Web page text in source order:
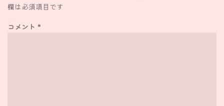
欄は必須項目です
コメント *